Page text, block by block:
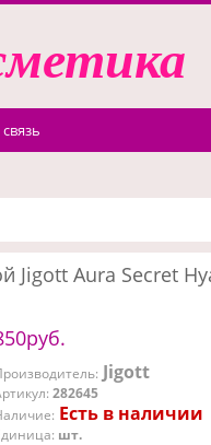
Jigott Aura Secret
: Jigott
: 282645
: Есть в наличии
: шт.